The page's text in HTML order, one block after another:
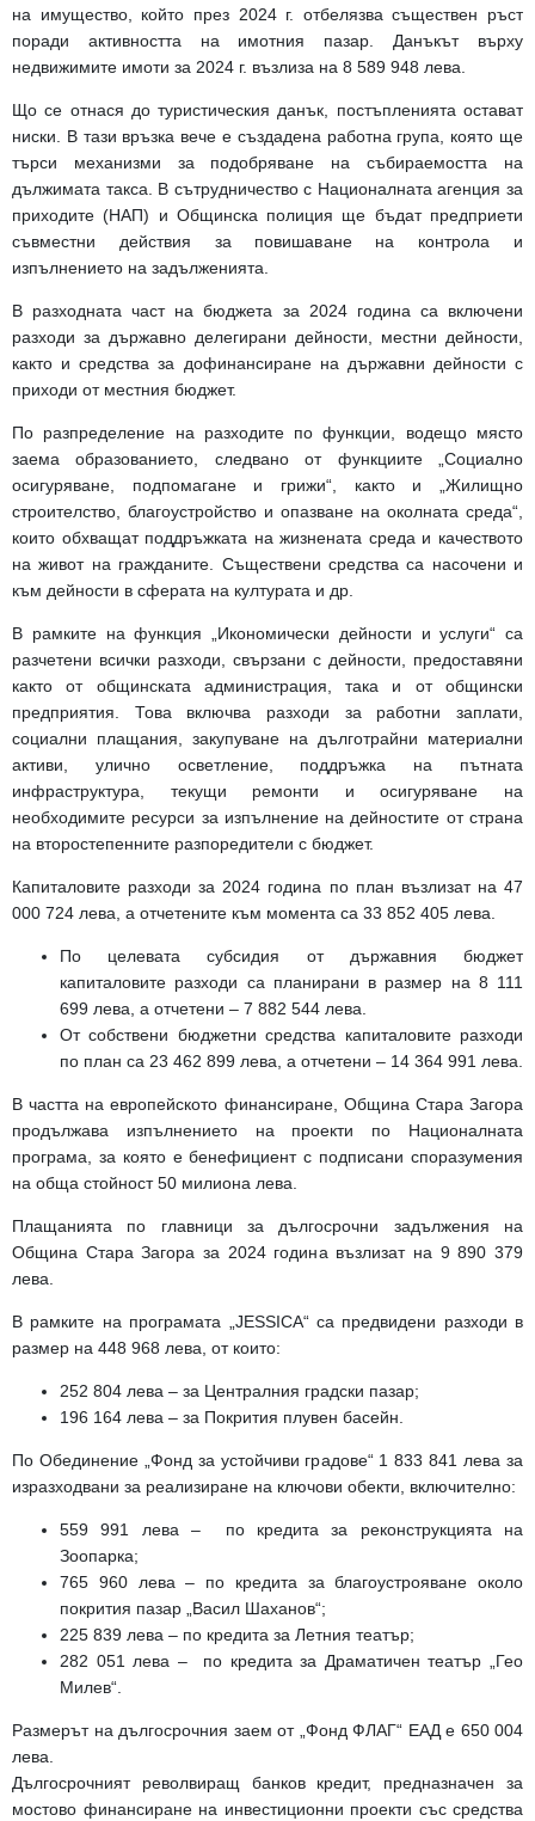
на имущество, който през 2024 г. отбелязва съществен ръст
поради активността на имотния пазар. Данъкът върху
недвижимите имоти за 2024 г. възлиза на 8 589 948 лева.
Що се отнася до туристическия данък, постъпленията остават
ниски. В тази връзка вече е създадена работна група, която ще
търси механизми за подобряване на събираемостта на
дължимата такса. В сътрудничество с Националната агенция за
приходите (НАП) и Общинска полиция ще бъдат предприети
съвместни действия за повишаване на контрола и
изпълнението на задълженията.
В разходната част на бюджета за 2024 година са включени
разходи за държавно делегирани дейности, местни дейности,
както и средства за дофинансиране на държавни дейности с
приходи от местния бюджет.
По разпределение на разходите по функции, водещо място
заема образованието, следвано от функциите „Социално
осигуряване, подпомагане и грижи“, както и „Жилищно
строителство, благоустройство и опазване на околната среда“,
които обхващат поддръжката на жизнената среда и качеството
на живот на гражданите. Съществени средства са насочени и
към дейности в сферата на културата и др.
В рамките на функция „Икономически дейности и услуги“ са
разчетени всички разходи, свързани с дейности, предоставяни
както от общинската администрация, така и от общински
предприятия. Това включва разходи за работни заплати,
социални плащания, закупуване на дълготрайни материални
активи, улично осветление, поддръжка на пътната
инфраструктура, текущи ремонти и осигуряване на
необходимите ресурси за изпълнение на дейностите от страна
на второстепенните разпоредители с бюджет.
Капиталовите разходи за 2024 година по план възлизат на 47
000 724 лева, а отчетените към момента са 33 852 405 лева.
По целевата субсидия от държавния бюджет
капиталовите разходи са планирани в размер на 8 111
699 лева, а отчетени – 7 882 544 лева.
От собствени бюджетни средства капиталовите разходи
по план са 23 462 899 лева, а отчетени – 14 364 991 лева.
В частта на европейското финансиране, Община Стара Загора
продължава изпълнението на проекти по Националната
програма, за която е бенефициент с подписани споразумения
на обща стойност 50 милиона лева.
Плащанията по главници за дългосрочни задължения на
Община Стара Загора за 2024 година възлизат на 9 890 379
лева.
В рамките на програмата „JESSICA“ са предвидени разходи в
размер на 448 968 лева, от които:
252 804 лева – за Централния градски пазар;
196 164 лева – за Покрития плувен басейн.
По Обединение „Фонд за устойчиви градове“ 1 833 841 лева за
изразходвани за реализиране на ключови обекти, включително:
559 991 лева – по кредита за реконструкцията на
Зоопарка;
765 960 лева – по кредита за благоустрояване около
покрития пазар „Васил Шаханов“;
225 839 лева – по кредита за Летния театър;
282 051 лева – по кредита за Драматичен театър „Гео
Милев“.
Размерът на дългосрочния заем от „Фонд ФЛАГ“ ЕАД е 650 004
лева.
Дългосрочният револвиращ банков кредит, предназначен за
мостово финансиране на инвестиционни проекти със средства